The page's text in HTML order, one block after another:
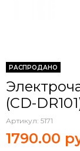
РАСПРОДАНО
(CD-
Артикул: 5171
1790.00